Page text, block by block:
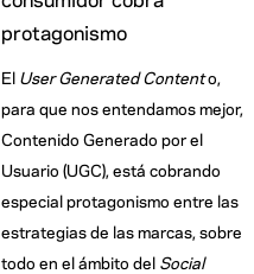
protagonismo
El User Generated Contento,
para que nos entendamos mejor,
Contenido Generado por el
Usuario (UGC), está cobrando
especial protagonismo entre las
estrategias de las marcas, sobre
todo en el ámbito del Social